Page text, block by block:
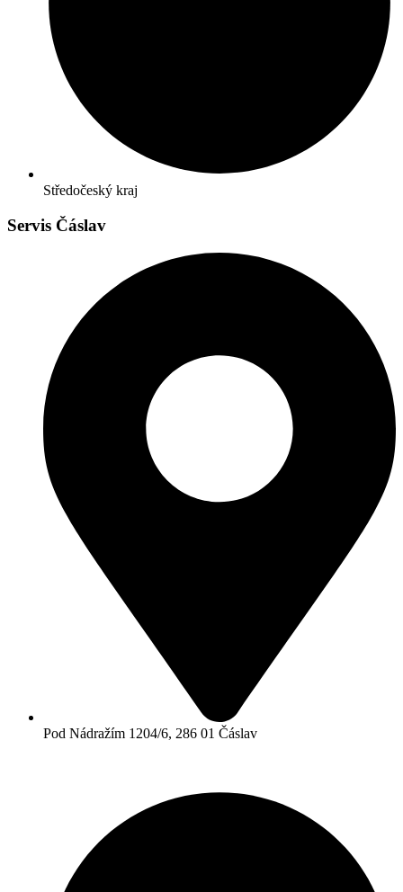
Středočeský kraj
Servis Čáslav
Pod Nádražím 1204/6, 286 01 Čáslav